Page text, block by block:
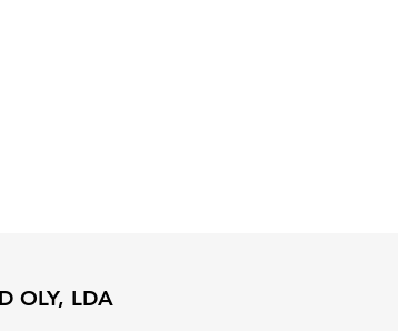
OLY, LDA